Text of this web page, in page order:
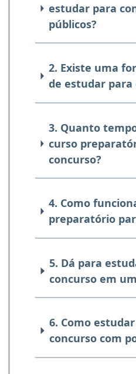
estudar para
públicos?
2. Existe uma
de estudar para
3. Quanto
curso
concurso?
4. Como
preparatório
5. Dá para
concurso em
6. Como
concurso com